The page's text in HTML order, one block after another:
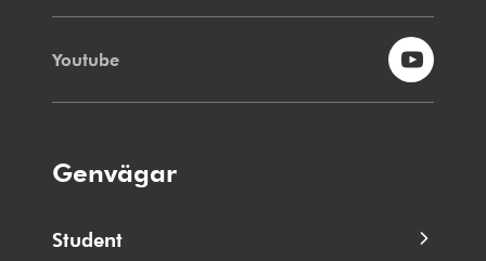
Youtube
Genvägar
Student